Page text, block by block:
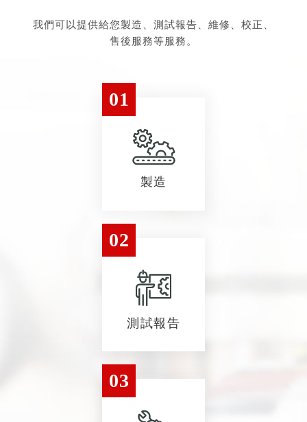
我們可以提供給您製造、測試報告、維修、校正、
售後服務等服務。
01
製造
02
測試報告
03